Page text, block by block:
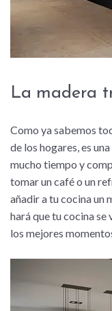
La madera
Como ya sabemos
de los hogares, es
mucho tiempo y
tomar un café o un
añadir a tu cocina un
hará que tu cocina se
los mejores